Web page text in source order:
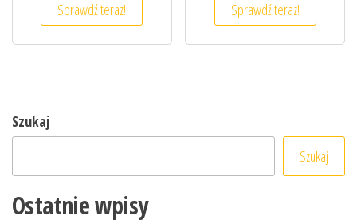
Sprawdź teraz! Sprawdź teraz!
Szukaj
Szukaj
Ostatnie wpisy